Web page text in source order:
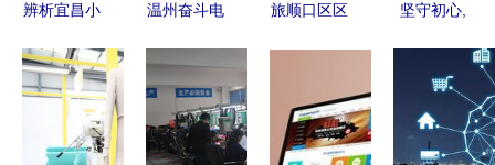
辨析宜昌小
哪些技术更
优？
温州奋斗电
术驱动下的
电商新生态
旅顺口区区
系列活动圆
满举行
坚守初心,
—— 宁波
方太厨具
100亩智能